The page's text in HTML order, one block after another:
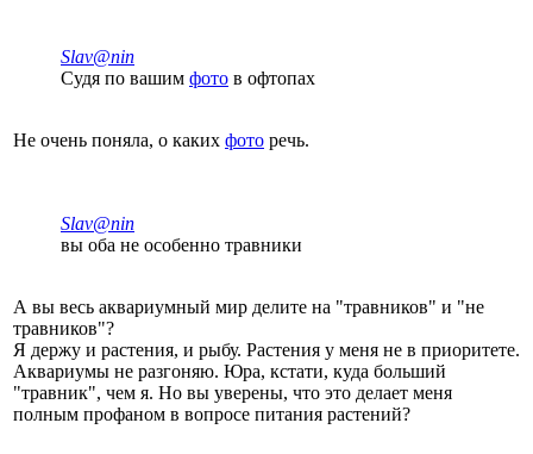
Slav@nin
Судя по вашим фото в офтопах
Не очень поняла, о каких фото речь.
Slav@nin
вы оба не особенно травники
А вы весь аквариумный мир делите на "травников" и "не
травников"?
Я держу и растения, и рыбу. Растения у меня не в приоритете.
Аквариумы не разгоняю. Юра, кстати, куда больший
"травник", чем я. Но вы уверены, что это делает меня
полным профаном в вопросе питания растений?